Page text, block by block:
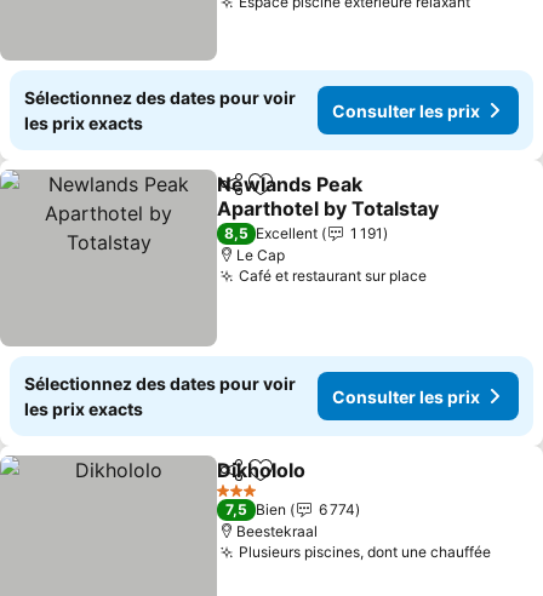
Sélectionnez des dates pour voir
les prix exacts
Consulter les prix
PartagerAjouter à mes favoris
Newlands Peak
Aparthotel by Totalstay
8,5 Excellent
1 191
Le Cap
Café et restaurant sur place
Sélectionnez des dates pour voir
les prix exacts
Consulter les prix
PartagerAjouter à mes favoris
Dikhololo
3 Étoiles
7,5 Bien
6 774
Beestekraal
Plusieurs piscines, dont une chauffée